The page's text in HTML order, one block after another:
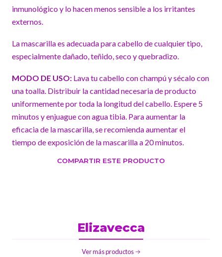
inmunológico y lo hacen menos sensible a los irritantes
externos.
La mascarilla es adecuada para cabello de cualquier tipo,
especialmente dañado, teñido, seco y quebradizo.
MODO DE USO: Lava tu cabello con champú y sécalo con
una toalla. Distribuir la cantidad necesaria de producto
uniformemente por toda la longitud del cabello. Espere 5
minutos y enjuague con agua tibia. Para aumentar la
eficacia de la mascarilla, se recomienda aumentar el
tiempo de exposición de la mascarilla a 20 minutos.
COMPARTIR ESTE PRODUCTO
Elizavecca
Ver más productos